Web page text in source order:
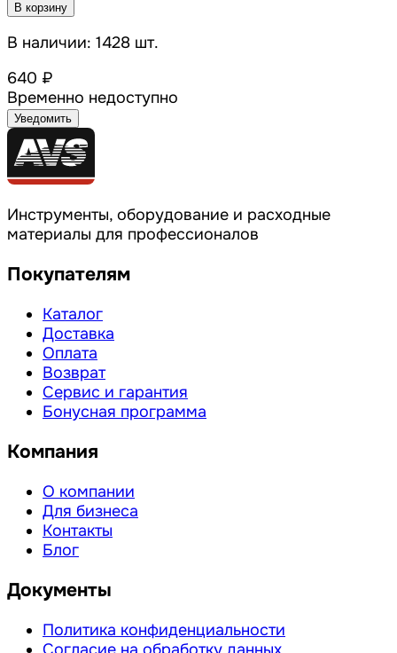
В корзину
В наличии: 1428 шт.
640 ₽
Временно недоступно
Уведомить
Инструменты, оборудование и расходные
материалы для профессионалов
Покупателям
Каталог
Доставка
Оплата
Возврат
Сервис и гарантия
Бонусная программа
Компания
О компании
Для бизнеса
Контакты
Блог
Документы
Политика конфиденциальности